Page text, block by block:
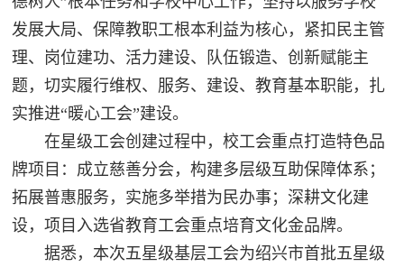
发展大局、保障教职工根本利益为核心，紧扣民主管
理、岗位建功、活力建设、队伍锻造、创新赋能主
题，切实履行维权、服务、建设、教育基本职能，扎
实推进“暖心工会”建设。
在星级工会创建过程中，校工会重点打造特色品
牌项目：成立慈善分会，构建多层级互助保障体系；
拓展普惠服务，实施多举措为民办事；深耕文化建
设，项目入选省教育工会重点培育文化金品牌。
据悉，本次五星级基层工会为绍兴市首批五星级